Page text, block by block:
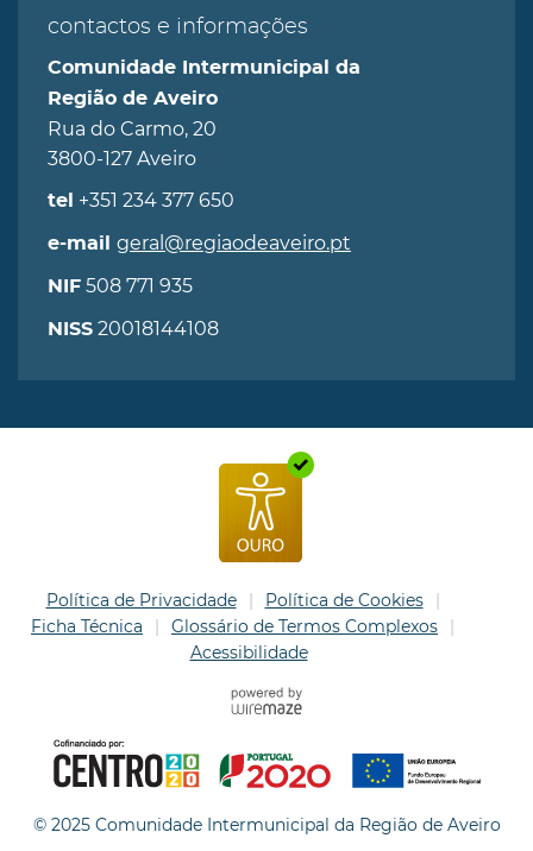
contactos e informações
Comunidade Intermunicipal da
Região de Aveiro
Rua do Carmo, 20
3800-127 Aveiro
tel +351 234 377 650
e-mail geral@regiaodeaveiro.pt
NIF 508 771 935
NISS 20018144108
Política de Privacidade
Política de Cookies
Ficha Técnica
Glossário de Termos Complexos
Acessibilidade
© 2025 Comunidade Intermunicipal da Região de Aveiro